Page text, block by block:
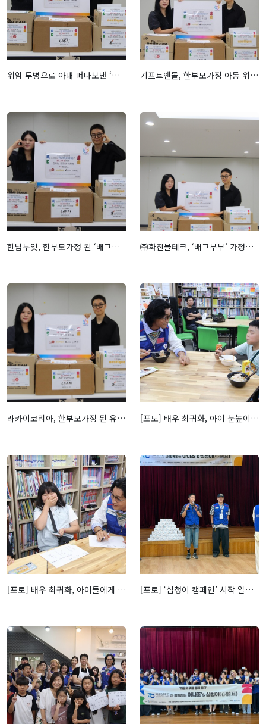
위암 투병으로 아내 떠나보낸 ‘배그부부’에 4개 사회공헌인증기업 맞춤 물품 지원 - 퍼블릭뉴스통신(Public news-network for TTL) 기프트앤돌, 한부모가정 아동 위해 봉제인형 후원
한닙두잇, 한부모가정 된 ‘배그부부’에 영양 간식 ‘한닙두잇 치즈 김과자’ 후원 ㈜화진몰테크, ‘배그부부’ 가정에 ‘네스틱 유아용 식기’ 후원… “어린 두 자녀의 건강한 식생활 응원”
라카이코리아, 한부모가정 된 유튜버 '배그부부' 의류 후원 - 핸드메이커(handmaker) [포토] 배우 최귀화, 아이 눈높이에 시선 맞춘 ‘온기 가득한 한 끼’ - 퍼블릭뉴스통신(Public news-network for TTL)
[포토] 배우 최귀화, 아이들에게 선물한 웃음… ‘월요식탁’ 사인회 현장 - 퍼블릭뉴스통신(Public news-network for TTL) [포토] ‘심청이 캠페인’ 시작 알리는 진조크루 베로와 옥토퍼스 - 퍼블릭뉴스통신(Public news-network for TTL)